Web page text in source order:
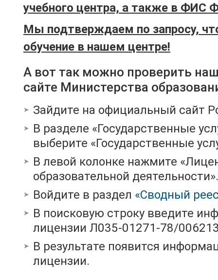
учебного центра, а также в ФИС
Мы подтверждаем по запросу,
обучение в нашем центре!
А вот так можно проверить
сайте Министерства
Зайдите на официальный сайт
В разделе «Государственные
выберите «Государственные
В левой колонке нажмите
образовательной деятельности».
Войдите в раздел «Сводный
В поисковую строку введите
лицензии Л035-01271-78/
В результате появится
лицензии.